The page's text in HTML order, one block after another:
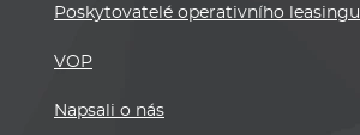
Poskytovatelé operativního leasingu
VOP
Napsali o nás